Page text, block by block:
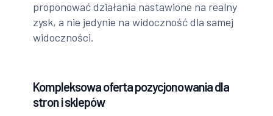
proponować działania nastawione na realny
zysk, a nie jedynie na widoczność dla samej
widoczności.
Kompleksowa oferta pozycjonowania dla
stron i sklepów